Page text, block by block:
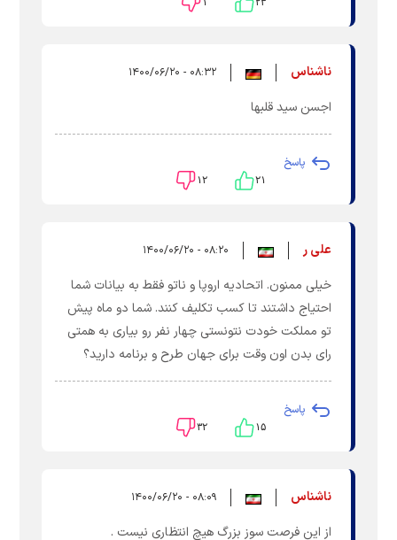
ناشناس ۰۸:۳۲ - ۱۴۰۰/۰۶/۲۰
اجسن سید قلبها
پاسخ
۲۱ ۱۲
علی ر ۰۸:۲۰ - ۱۴۰۰/۰۶/۲۰
خیلی ممنون. اتحادیه اروپا و ناتو فقط به بیانات شما
احتیاج داشتند تا کسب تکلیف کنند. شما دو ماه پیش
تو مملکت خودت نتونستی چهار نفر رو بیاری به همتی
رای بدن اون وقت برای جهان طرح و برنامه دارید؟
پاسخ
۱۵ ۳۲
ناشناس ۰۸:۰۹ - ۱۴۰۰/۰۶/۲۰
از این فرصت سوز بزرگ هیچ انتظاری نیست .